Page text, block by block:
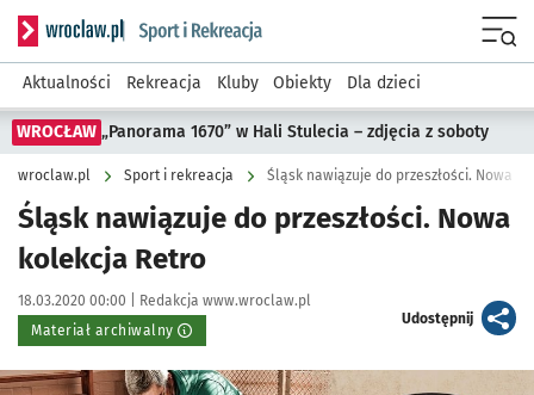
Serwis informacyjny wroclaw.pl podserwis: Sport i rekreacja
Aktualności Rekreacja Kluby Obiekty Dla dzieci
WROCŁAW „Panorama 1670” w Hali Stulecia – zdjęcia z soboty
wroclaw.pl Sport i rekreacja Śląsk nawiązuje do przeszłości. Nowa
Śląsk nawiązuje do przeszłości. Nowa
kolekcja Retro
Data publikacji:
18.03.2020 00:00 | Autor:
Redakcja www.wroclaw.pl
Materiał archiwalny
Udostępnijartykuł
Kliknij, aby powiększyć